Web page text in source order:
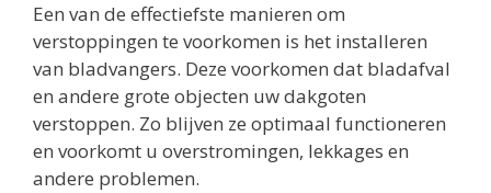
Een van de effectiefste manieren om
verstoppingen te voorkomen is het installeren
van bladvangers. Deze voorkomen dat bladafval
en andere grote objecten uw dakgoten
verstoppen. Zo blijven ze optimaal functioneren
en voorkomt u overstromingen, lekkages en
andere problemen.